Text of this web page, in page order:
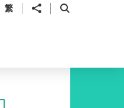
繁 分享到 开启搜寻框